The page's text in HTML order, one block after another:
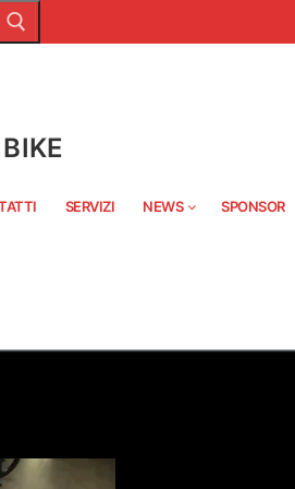
SERVIZI NEWS SPONSOR